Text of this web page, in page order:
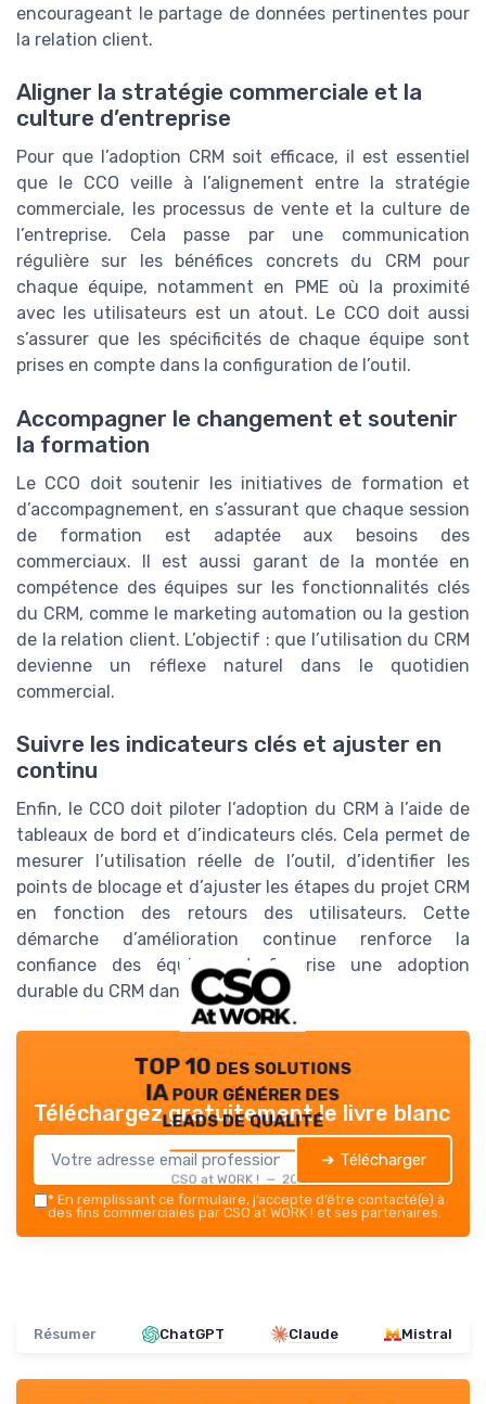
encourageant le partage de données pertinentes pour
la relation client.
Aligner la stratégie commerciale et la
culture d’entreprise
Pour que l’adoption CRM soit efficace, il est essentiel
que le CCO veille à l’alignement entre la stratégie
commerciale, les processus de vente et la culture de
l’entreprise. Cela passe par une communication
régulière sur les bénéfices concrets du CRM pour
chaque équipe, notamment en PME où la proximité
avec les utilisateurs est un atout. Le CCO doit aussi
s’assurer que les spécificités de chaque équipe sont
prises en compte dans la configuration de l’outil.
Accompagner le changement et soutenir
la formation
Le CCO doit soutenir les initiatives de formation et
d’accompagnement, en s’assurant que chaque session
de formation est adaptée aux besoins des
commerciaux. Il est aussi garant de la montée en
compétence des équipes sur les fonctionnalités clés
du CRM, comme le marketing automation ou la gestion
de la relation client. L’objectif : que l’utilisation du CRM
devienne un réflexe naturel dans le quotidien
commercial.
Suivre les indicateurs clés et ajuster en
continu
Enfin, le CCO doit piloter l’adoption du CRM à l’aide de
tableaux de bord et d’indicateurs clés. Cela permet de
mesurer l’utilisation réelle de l’outil, d’identifier les
points de blocage et d’ajuster les étapes du projet CRM
en fonction des retours des utilisateurs. Cette
démarche d’amélioration continue renforce la
confiance des équipes et favorise une adoption
durable du CRM dans l’entreprise.
TOP 10 des solutions
IA pour générer des
leads de qualité
CSO at WORK ! — 2026
Téléchargez gratuitement le livre blanc
➔ Télécharger
* En remplissant ce formulaire, j’accepte d’être contacté(e) à
des fins commerciales par CSO at WORK ! et ses partenaires.
Résumer ChatGPT Claude Mistral